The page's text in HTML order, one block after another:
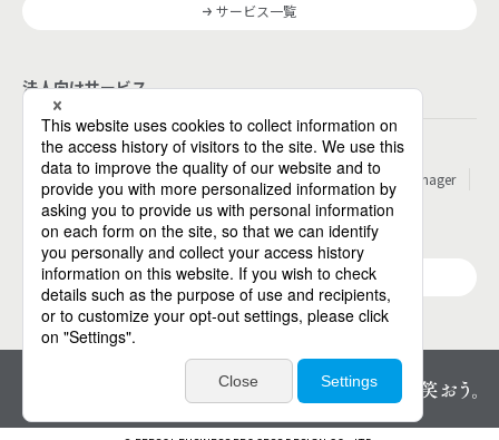
サービス一覧
法人向けサービス
その他
パーソルのRPA
ワークスイッチコンサルティング
HITO-Manager
MITERAS
ポスタス Reskilling Camp StepBase
サービス一覧